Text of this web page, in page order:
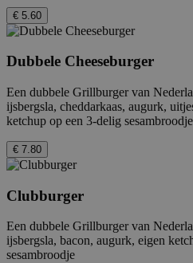
€ 5.60
Dubbele Cheeseburger
Een dubbele Grillburger van
ijsbergsla, cheddarkaas, augurk,
ketchup op een 3-delig sesambroodje
€ 7.80
Clubburger
Een dubbele Grillburger van
ijsbergsla, bacon, augurk, eigen
sesambroodje